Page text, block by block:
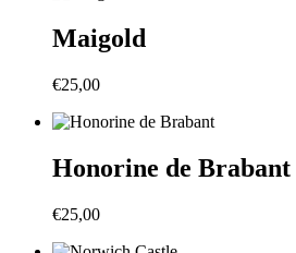
Maigold
€25,00
Honorine de Brabant
€25,00